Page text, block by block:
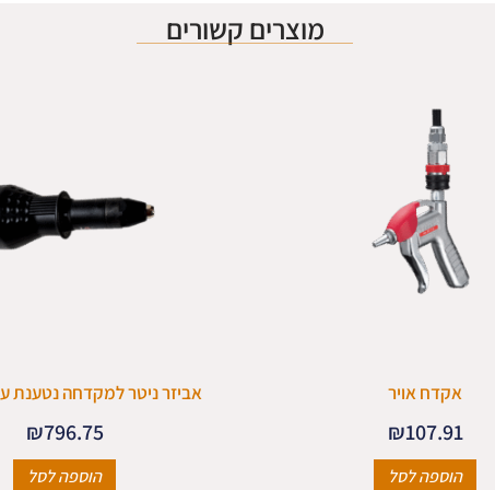
מוצרים קשורים
אקדח אויר
₪107.91
הוספה לסל
אביזר ניטר למקדחה נטענת עד 6.4
₪796.75
הוספה לסל